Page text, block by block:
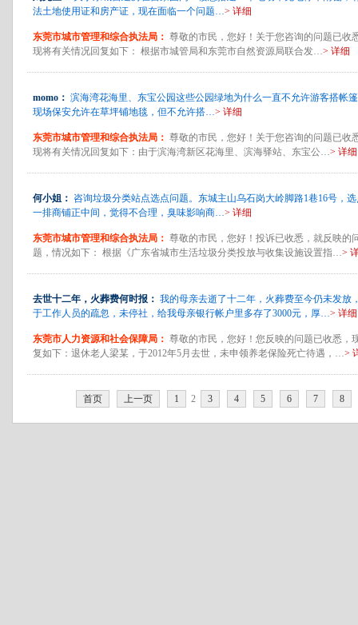
法土地使用证和房产证，现在面临一个问题…> 详细
东莞市城市管理和综合执法局： 尊敬的市民，您好！关于您咨询的问题已收
现将有关情况回复如下： 根据市城管局和东莞市自然资源局联合发…> 详细
momo： 滨海湾花海里、东宝公园这些公园绿地为什么一直不允许游客搭帐
现场保安允许在草坪铺地毯，但不允许搭…> 详细
东莞市城市管理和综合执法局： 尊敬的市民，您好！关于您咨询的问题已收
现将有关情况回复如下：由于滨海湾新区花海里、滨海驿站、东宝公…> 详细
何小姐： 咨询垃圾分类站点选点问题。东城主山乌石岗大岭脚路1巷16号，
一排商铺正中间，觉得不合理，臭味影响商…> 详细
东莞市城市管理和综合执法局： 尊敬的市民，您好！投诉已收悉，就反映的
题，情况如下： 根据《广东省城市生活垃圾分类投放与收集设施设置指…>
去世十二年，火葬费何时报： 我的母亲去逝了十二年，火葬费至今仍未发放
于工作人员的疏忽，未停社，给我母亲银行帐户里多存了3000元，厚…> 详细
东莞市人力资源和社会保障局： 尊敬的市民，您好！您反映的问题已收悉，
复如下：退休老人梁某，于2012年5月去世，未申领养老保险死亡待遇，…>
首页 上一页 1 2 3 4 5 6 7 8